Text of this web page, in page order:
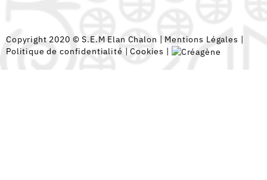
Copyright 2020 © S.E.M Elan Chalon | Mentions Légales |
Politique de confidentialité |Cookies |